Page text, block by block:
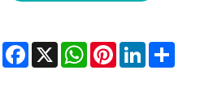
Facebook
X WhatsAppPinterestLinkedInShare